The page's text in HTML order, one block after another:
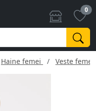
0
Haine femei Veste femei